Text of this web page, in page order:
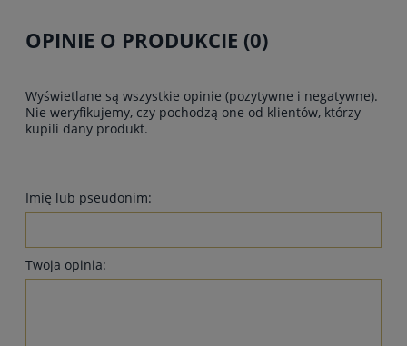
OPINIE O PRODUKCIE (0)
Wyświetlane są wszystkie opinie (pozytywne i negatywne).
Nie weryfikujemy, czy pochodzą one od klientów, którzy
kupili dany produkt.
Imię lub pseudonim:
Twoja opinia: